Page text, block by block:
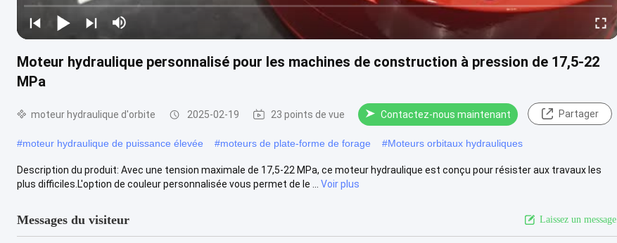
Moteur hydraulique personnalisé pour les machines de construction à pression de 17,5-22
MPa
moteur hydraulique d'orbite 2025-02-19 23 points de vue Contactez-nous maintenant Partager
#moteur hydraulique de puissance élevée #moteurs de plate-forme de forage #Moteurs orbitaux hydrauliques
Description du produit: Avec une tension maximale de 17,5-22 MPa, ce moteur hydraulique est conçu pour résister aux travaux les
plus difficiles.L'option de couleur personnalisée vous permet de le ...
Voir plus
Messages du visiteur Laissez un message.